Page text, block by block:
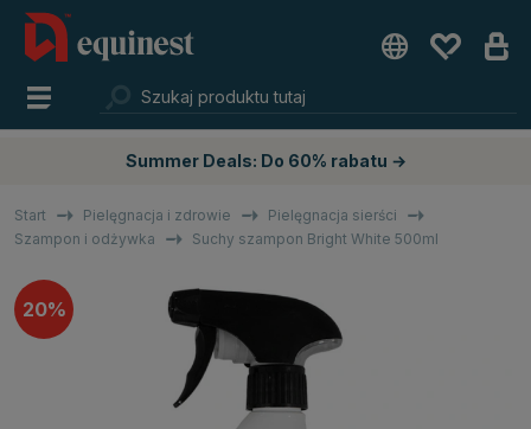
Summer Deals: Do 60% rabatu →
Start Pielęgnacja i zdrowie
Pielęgnacja sierści
Szampon i odżywka
Suchy szampon Bright White 500ml
20